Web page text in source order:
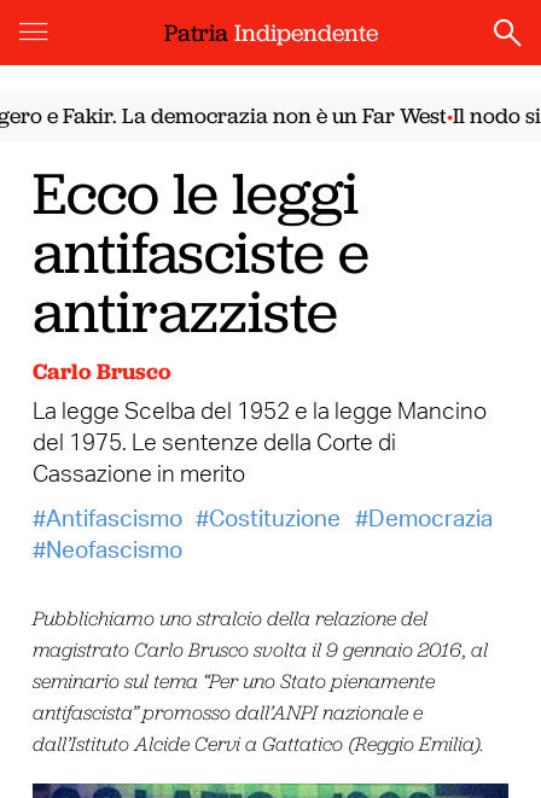
PatriaIndipendente
e Fakir. La democrazia non è un Far West•Il nodo
Ecco le leggi
antifasciste e
antirazziste
Carlo Brusco
La legge Scelba del 1952 e la legge Mancino
del 1975. Le sentenze della Corte di
Cassazione in merito
Antifascismo
Costituzione
Democrazia
Neofascismo
Pubblichiamo uno stralcio della relazione del
magistrato Carlo Brusco svolta il 9 gennaio 2016, al
seminario sul tema “Per uno Stato pienamente
antifascista” promosso dall’ANPI nazionale e
dall’Istituto Alcide Cervi a Gattatico (Reggio Emilia).